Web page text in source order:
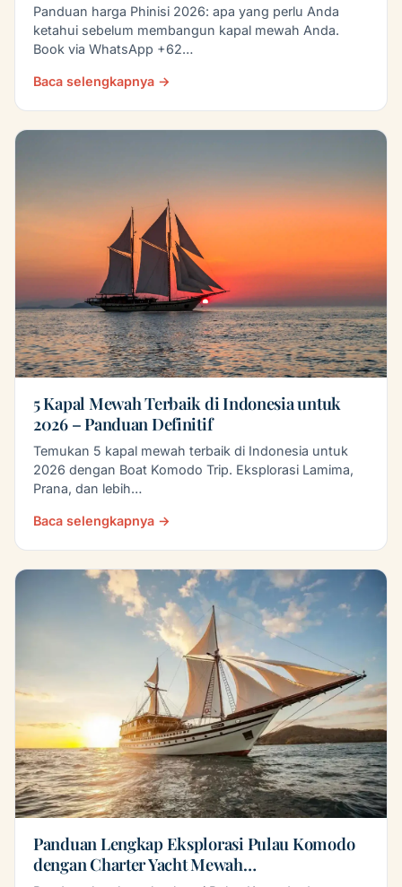
Panduan harga Phinisi 2026: apa yang perlu Anda
ketahui sebelum membangun kapal mewah Anda.
Book via WhatsApp +62…
Baca selengkapnya →
5 Kapal Mewah Terbaik di Indonesia untuk
2026 – Panduan Definitif
Temukan 5 kapal mewah terbaik di Indonesia untuk
2026 dengan Boat Komodo Trip. Eksplorasi Lamima,
Prana, dan lebih…
Baca selengkapnya →
Panduan Lengkap Eksplorasi Pulau Komodo
dengan Charter Yacht Mewah…